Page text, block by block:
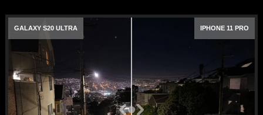
GALAXY S20 ULTRA IPHONE 11 PRO